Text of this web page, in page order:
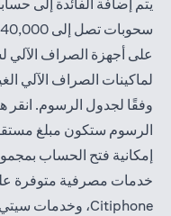
يتم إضافة الفائدة إلى
على أجهزة الصراف الآلي
لماكينات الصراف الآلي
وفقًا لجدول الرسوم. انقر
الرسوم ستكون مبلغ
إمكانية فتح الحساب
Citiphone، وخدمات سيتي بنك المصرفية